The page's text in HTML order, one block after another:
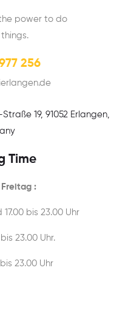
power to do
256
19, 91052 Erlangen,
Time
:
17.00 bis 23.00 Uhr
23.00 Uhr.
23.00 Uhr